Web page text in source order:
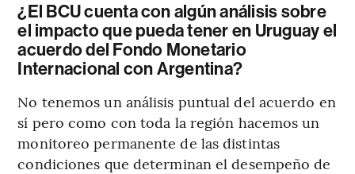
¿El BCU cuenta con algún análisis sobre
el impacto que pueda tener en Uruguay el
acuerdo del Fondo Monetario
Internacional con Argentina?
No tenemos un análisis puntual del acuerdo en
sí pero como con toda la región hacemos un
monitoreo permanente de las distintas
condiciones que determinan el desempeño de